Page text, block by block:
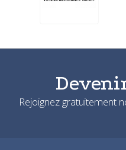
Rejoignez gratuitement